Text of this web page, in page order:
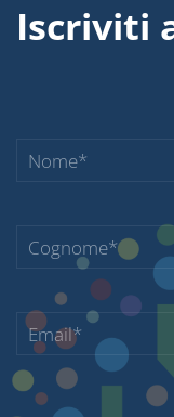
Iscriviti